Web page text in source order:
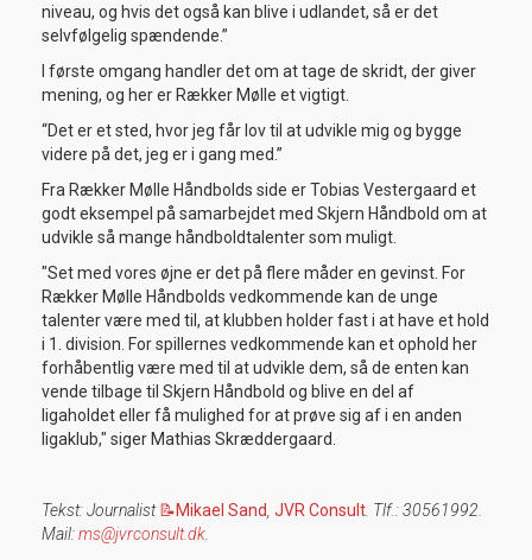
niveau, og hvis det også kan blive i udlandet, så er det
selvfølgelig spændende.”
I første omgang handler det om at tage de skridt, der giver
mening, og her er Rækker Mølle et vigtigt.
“Det er et sted, hvor jeg får lov til at udvikle mig og bygge
videre på det, jeg er i gang med.”
Fra Rækker Mølle Håndbolds side er Tobias Vestergaard et
godt eksempel på samarbejdet med Skjern Håndbold om at
udvikle så mange håndboldtalenter som muligt.
"Set med vores øjne er det på flere måder en gevinst. For
Rækker Mølle Håndbolds vedkommende kan de unge
talenter være med til, at klubben holder fast i at have et hold
i 1. division. For spillernes vedkommende kan et ophold her
forhåbentlig være med til at udvikle dem, så de enten kan
vende tilbage til Skjern Håndbold og blive en del af
ligaholdet eller få mulighed for at prøve sig af i en anden
ligaklub," siger Mathias Skræddergaard.
Tekst: Journalist 📝Mikael Sand JVR Consult . Tlf.: 30561992.
Mail:ms@jvrconsult.dk